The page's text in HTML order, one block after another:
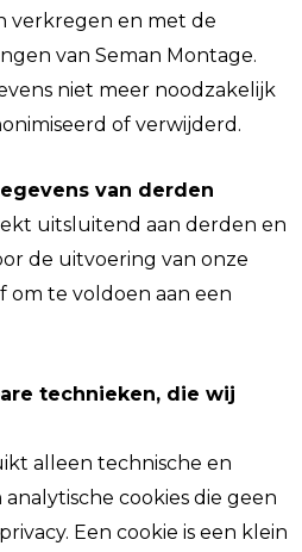
verkregen en met de
van Seman Montage.
niet meer noodzakelijk
of verwijderd.
van derden
uitsluitend aan derden en
de uitvoering van onze
om te voldoen aan een
technieken, die wij
alleen technische en
cookies die geen
Een cookie is een klein